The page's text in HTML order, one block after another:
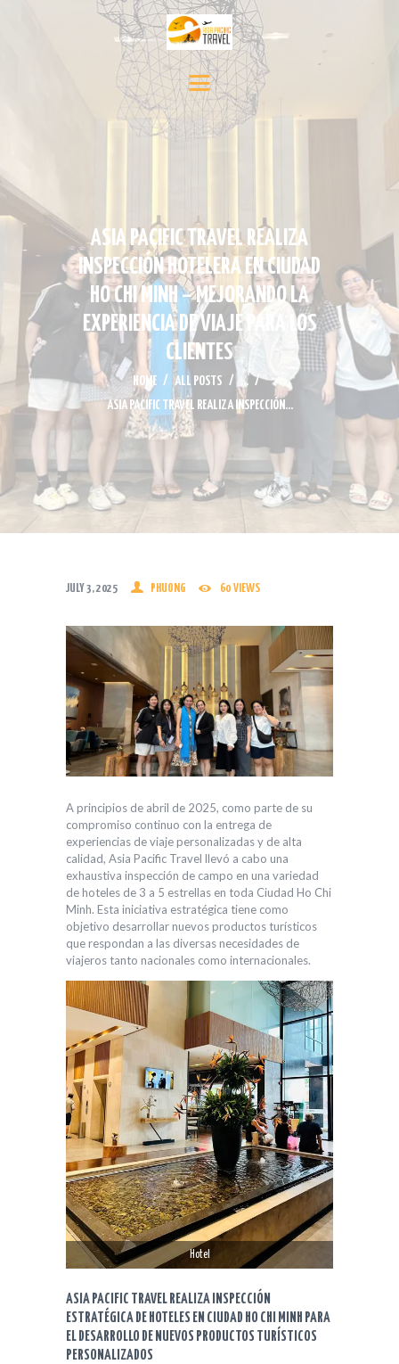
ASIA PACIFIC TRAVEL REALIZA
INSPECCIÓN HOTELERA EN CIUDAD
HO CHI MINH – MEJORANDO LA
EXPERIENCIA DE VIAJE PARA LOS
CLIENTES
HOME ALL POSTS
...
ASIA PACIFIC TRAVEL REALIZA INSPECCIÓN...
DESTINOS
SERVICIO DE VIAJE
NOTICIAS Y EVENTOS
JULY 3, 2025 PHUONG 60 VIEWS
A principios de abril de 2025, como parte de su
compromiso continuo con la entrega de
experiencias de viaje personalizadas y de alta
calidad, Asia Pacific Travel llevó a cabo una
exhaustiva inspección de campo en una variedad
de hoteles de 3 a 5 estrellas en toda Ciudad Ho Chi
Minh. Esta iniciativa estratégica tiene como
objetivo desarrollar nuevos productos turísticos
que respondan a las diversas necesidades de
viajeros tanto nacionales como internacionales.
Hotel
ASIA PACIFIC TRAVEL REALIZA INSPECCIÓN
ESTRATÉGICA DE HOTELES EN CIUDAD HO CHI MINH PARA
EL DESARROLLO DE NUEVOS PRODUCTOS TURÍSTICOS
PERSONALIZADOS